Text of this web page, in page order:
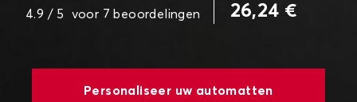
4.9 / 5 voor 7 beoordelingen 26,24 €
Personaliseer uw automatten